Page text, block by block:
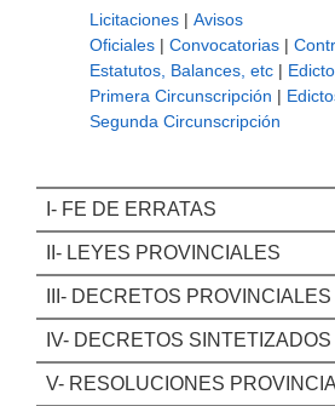
Licitaciones| Avisos
Oficiales| Convocatorias|
Estatutos, Balances, etc|
Primera Circunscripción |
Segunda Circunscripción
I- FE DE ERRATAS
II- LEYES PROVINCIALES
III- DECRETOS PROVINCIALES
IV- DECRETOS SINTETIZADOS
V- RESOLUCIONES